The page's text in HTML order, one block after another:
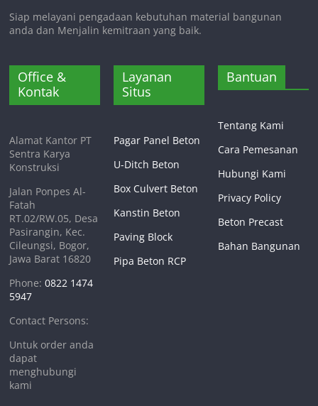
Siap melayani pengadaan kebutuhan material bangunan
anda dan Menjalin kemitraan yang baik.
Office &
Kontak
Alamat Kantor PT
Sentra Karya
Konstruksi
Jalan Ponpes Al-
Fatah
RT.02/RW.05, Desa
Pasirangin, Kec.
Cileungsi, Bogor,
Jawa Barat 16820
Phone:0822 1474
5947
Contact Persons:
Untuk order anda
dapat
menghubungi
kami
Layanan
Situs
Pagar Panel Beton
U-Ditch Beton
Box Culvert Beton
Kanstin Beton
Paving Block
Pipa Beton RCP
Bantuan
Tentang Kami
Cara Pemesanan
Hubungi Kami
Privacy Policy
Beton Precast
Bahan Bangunan